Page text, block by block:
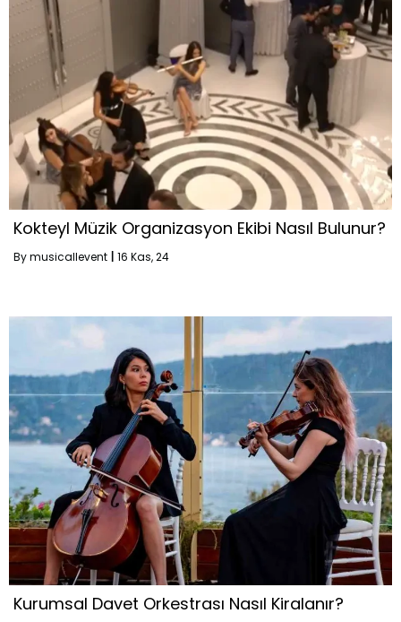
Kokteyl Müzik Organizasyon Ekibi Nasıl Bulunur?
Bymusicallevent 16 Kas, 24
Kurumsal Davet Orkestrası Nasıl Kiralanır?